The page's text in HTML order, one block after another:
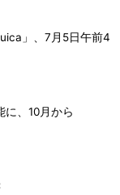
」、7月5日午前4
に、10月から